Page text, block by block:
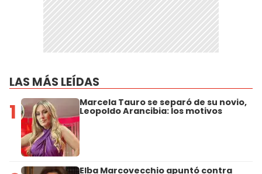
LAS MÁS LEÍDAS
1 Marcela Tauro se separó de su novio,
Leopoldo Arancibia: los motivos
Elba Marcovecchio apuntó contra